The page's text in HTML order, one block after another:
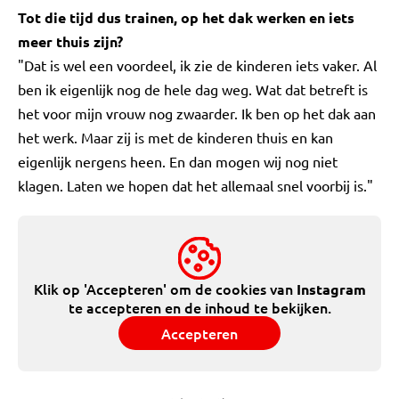
Tot die tijd dus trainen, op het dak werken en iets
meer thuis zijn?
"Dat is wel een voordeel, ik zie de kinderen iets vaker. Al
ben ik eigenlijk nog de hele dag weg. Wat dat betreft is
het voor mijn vrouw nog zwaarder. Ik ben op het dak aan
het werk. Maar zij is met de kinderen thuis en kan
eigenlijk nergens heen. En dan mogen wij nog niet
klagen. Laten we hopen dat het allemaal snel voorbij is."
Klik op 'Accepteren' om de cookies van Instagram
te accepteren en de inhoud te bekijken.
Accepteren